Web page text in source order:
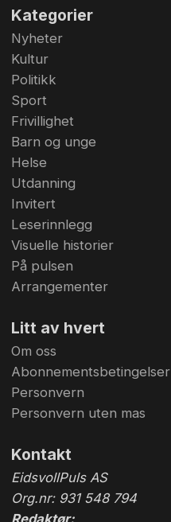
Kategorier
Nyheter
Kultur
Politikk
Sport
Frivillighet
Barn og unge
Helse
Utdanning
Invitert
Leserinnlegg
Visuelle historier
På pulsen
Arrangementer
Litt av hvert
Om oss
Abonnementsbetingelser
Personvern
Personvern uten mas
Kontakt
EidsvollPuls AS
Org.nr: 931 548 794
Redaktør: